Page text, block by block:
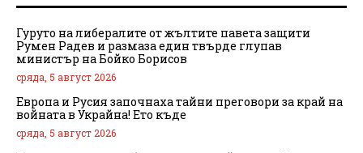
Гуруто на либералите от жълтите павета защити
Румен Радев и размаза един твърде глупав
министър на Бойко Борисов
сряда, 5 август 2026
Европа и Русия започнаха тайни преговори за край на
войната в Украйна! Ето къде
сряда, 5 август 2026